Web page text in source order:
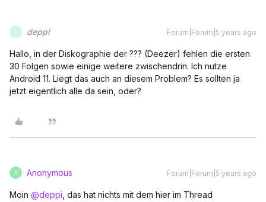
D deppi Forum|Forum|5 years ago
Hallo, in der Diskographie der ??? (Deezer) fehlen die ersten
30 Folgen sowie einige weitere zwischendrin. Ich nutze
Android 11. Liegt das auch an diesem Problem? Es sollten ja
jetzt eigentlich alle da sein, oder?
A Anonymous Forum|Forum|5 years ago
Moin @deppi , das hat nichts mit dem hier im Thread